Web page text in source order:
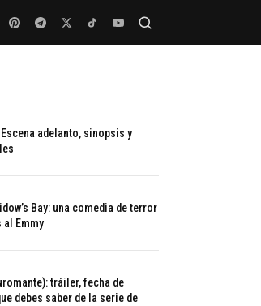
adelanto, sinopsis y
Bay: una comedia de terror
al Emmy
tráiler, fecha de
debes saber de la serie de